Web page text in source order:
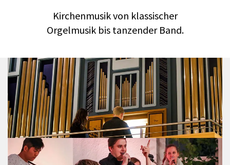
Kirchenmusik von klassischer
Orgelmusik bis tanzender Band.